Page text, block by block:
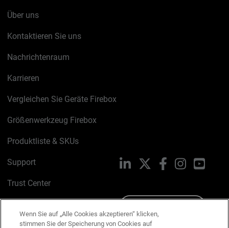
Über uns
Kontaktieren Sie uns
Nachrichtenraum
Karrieren
Vergleichen Sie Geräte Firebox
Größenwerkzeug Firebox
Produktliste & SKUs
Support
Trust Center
Cookie-Richtlinie
LinkedIn FacebookInstagram
Wenn Sie auf „Alle Cookies akzeptieren“ klicken,
stimmen Sie der Speicherung von Cookies auf